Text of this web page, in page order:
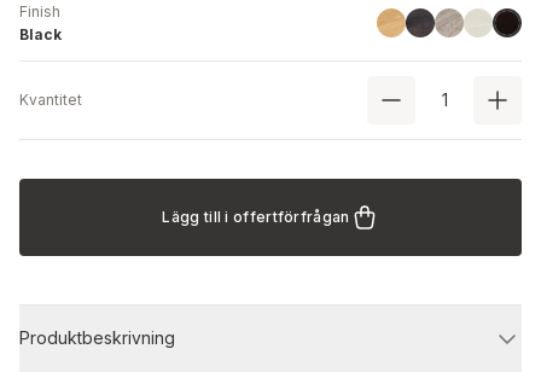
Finish
Black
LinoilHavana Black
Driftwood
AshBlack
Kvantitet
Lägg till i offertförfrågan
Produktbeskrivning